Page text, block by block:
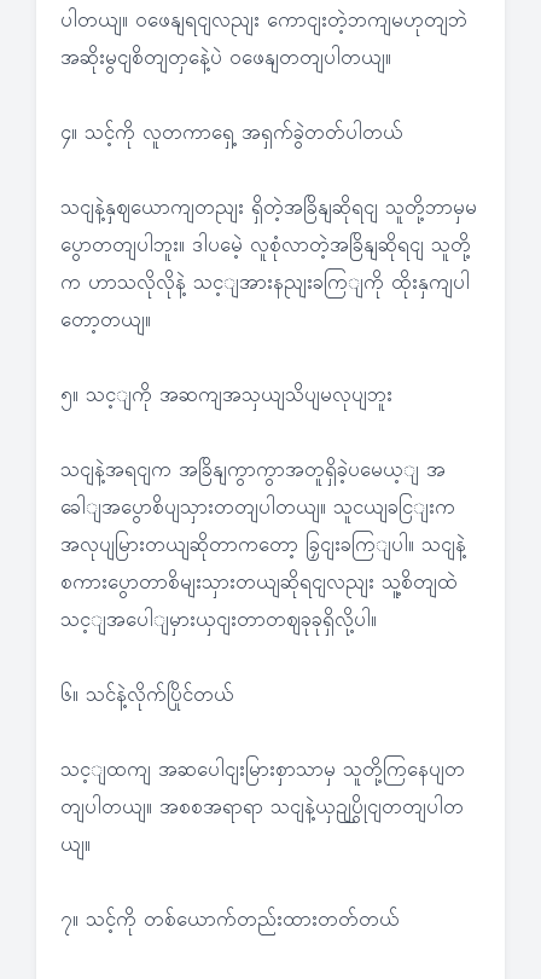
ပါတယျ။ ဝဖေနျရငျလညျး ကောငျးတဲ့ဘကျမဟုတျဘဲ
အဆိုးမွငျစိတျတှနေဲ့ပဲ ဝဖေနျတတျပါတယျ။
၄။ သင့်ကို လူတကာရှေ့ အရှက်ခွဲတတ်ပါတယ်
သငျနဲ့နှဈယောကျတညျး ရှိတဲ့အခြိနျဆိုရငျ သူတို့ဘာမှမ
ပွောတတျပါဘူး။ ဒါပမေဲ့ လူစုံလာတဲ့အခြိနျဆိုရငျ သူတို့
က ဟာသလိုလိုနဲ့ သင့ျအားနညျးခကြျကို ထိုးနှကျပါ
တော့တယျ။
၅။ သင့ျကို အဆကျအသှယျသိပျမလုပျဘူး
သငျနဲ့အရငျက အခြိနျကွာကွာအတူရှိခဲ့ပမေယ့ျ အ
ခေါျအပွောစိပျသှားတတျပါတယျ။ သူငယျခငြျးက
အလုပျမြားတယျဆိုတာကတော့ ခြှငျးခကြျပါ။ သငျနဲ့
စကားပွောတာစိမျးသှားတယျဆိုရငျလညျး သူ့စိတျထဲ
သင့ျအပေါျမှားယှငျးတာတဈခုခုရှိလို့ပါ။
၆။ သင်နဲ့လိုက်ပြိုင်တယ်
သင့ျထကျ အဆပေါငျးမြားစှာသာမှ သူတို့ကြနေပျတ
တျပါတယျ။ အစစအရာရာ သငျနဲ့ယှဉျပွိုငျတတျပါတ
ယျ။
၇။ သင့်ကို တစ်ယောက်တည်းထားတတ်တယ်